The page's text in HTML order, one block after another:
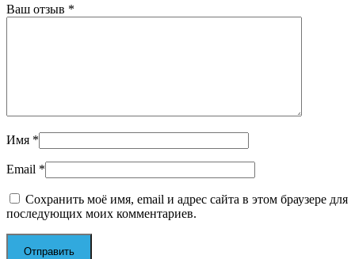
Ваш отзыв *
Имя *
Email *
Сохранить моё имя, email и адрес сайта в этом браузере для
последующих моих комментариев.